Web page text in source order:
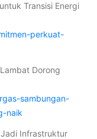
Transisi Energi
perkuat-
Dorong
sambungan-
naik
Infrastruktur